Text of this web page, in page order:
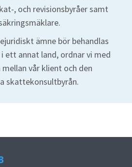
, och revisionsbyråer samt
ämne bör behandlas
ett annat land, ordnar vi med
vår klient och den
skattekonsultbyrån.